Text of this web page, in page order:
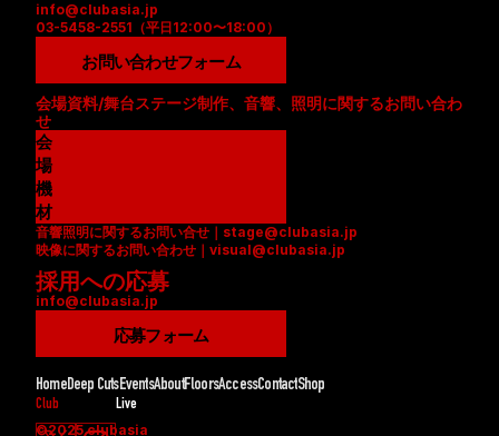
info@clubasia.jp
03-5458-2551（平日12:00〜18:00）
お問い合わせフォーム
会場資料/舞台ステージ制作、音響、照明に関するお問い合わ
せ
会
場
資
料
(
P
D
F
機
材
リ
ス
ト
(
D
F
)
音響照明に関するお問い合せ｜stage@clubasia.jp
映像に関するお問い合わせ｜visual@clubasia.jp
採用への応募
info@clubasia.jp
応募フォーム
HomeDeep CutsEventsAboutFloorsAccessContactShop
Club Live
©2025 clubasia